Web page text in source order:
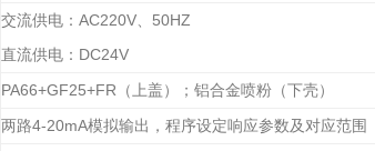
交流供电： AC220V、 50HZ
直流供电： DC24V
PA66+GF25+FR （上盖）；铝合金喷粉（下壳）
两路4-20mA模拟输出，程序设定响应参数及对应范围